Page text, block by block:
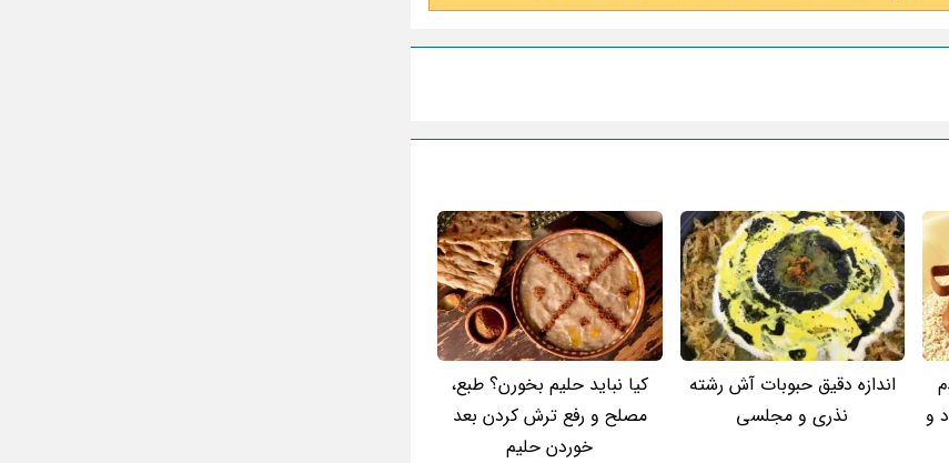
و
اندازه دقیق حبوبات آش رشته
نذری و مجلسی
کیا نباید حلیم بخورن؟ طبع،
مصلح و رفع ترش کردن بعد
خوردن حلیم